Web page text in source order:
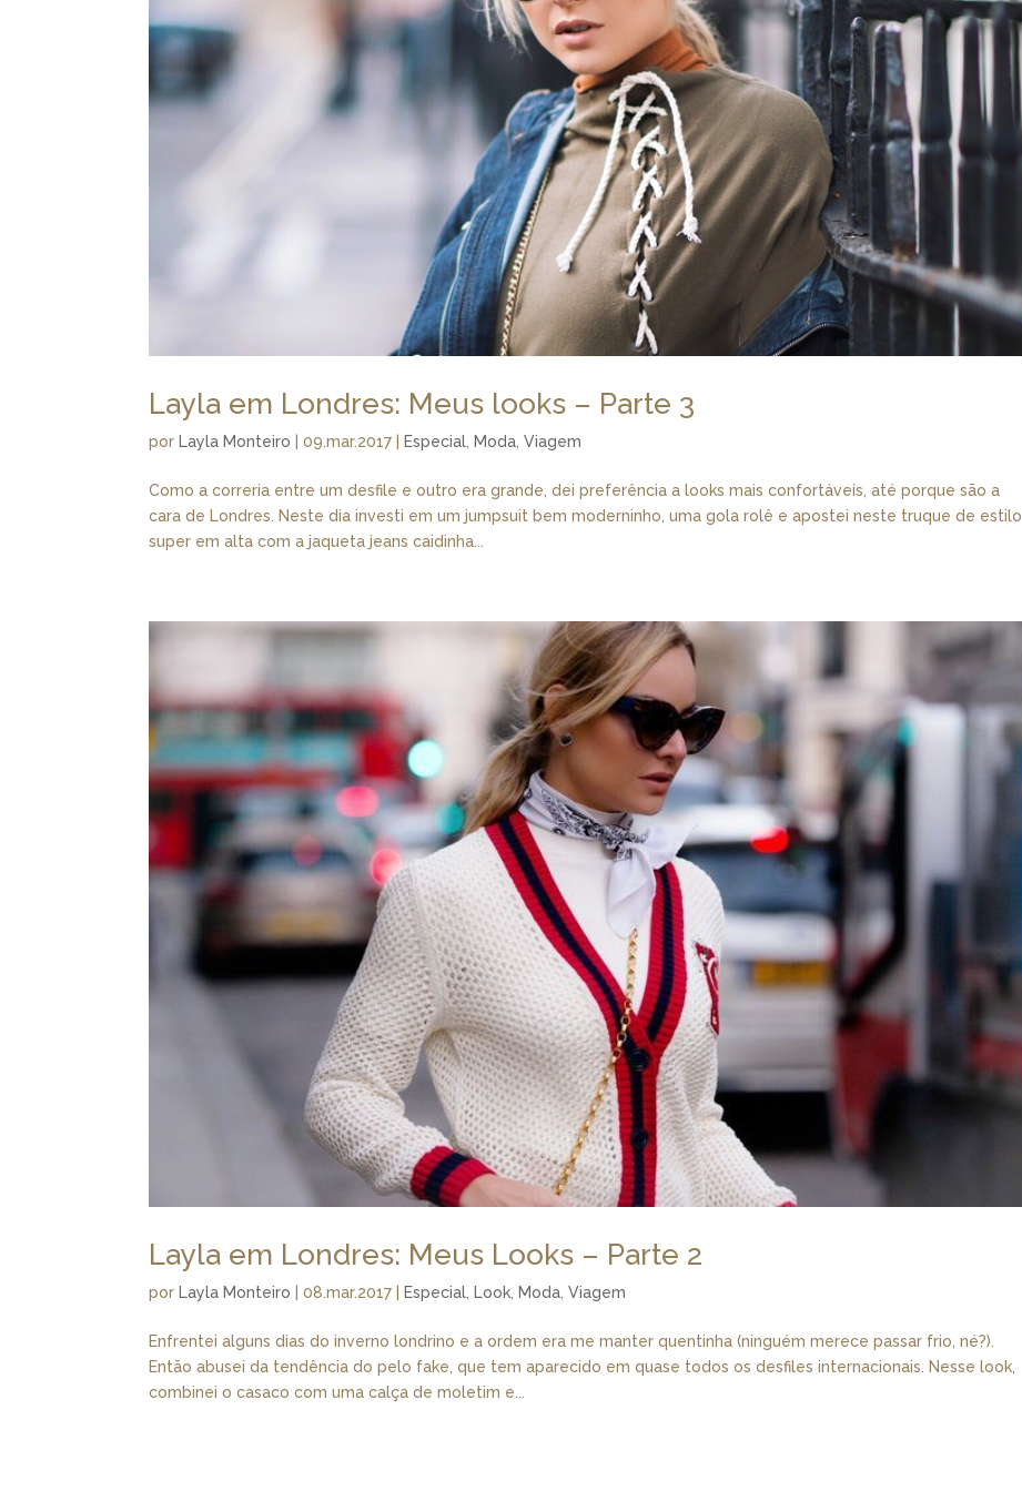
Layla em Londres: Meus looks – Parte 3
porLayla Monteiro |09.mar.2017 |Especial,Moda,Viagem
Como a correria entre um desfile e outro era grande, dei preferência a looks mais confortáveis, até porque são a
cara de Londres. Neste dia investi em um jumpsuit bem moderninho, uma gola rolê e apostei neste truque de estilo
super em alta com a jaqueta jeans caidinha...
Layla em Londres: Meus Looks – Parte 2
por Layla Monteiro |08.mar.2017 Especial, Look, Moda,Viagem
Enfrentei alguns dias do inverno londrino e a ordem era me manter quentinha (ninguém merece passar frio, né?).
Então abusei da tendência do pelo fake, que tem aparecido em quase todos os desfiles internacionais. Nesse look,
combinei o casaco com uma calça de moletim e...